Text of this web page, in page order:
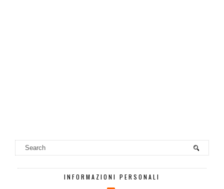
INFORMAZIONI PERSONALI